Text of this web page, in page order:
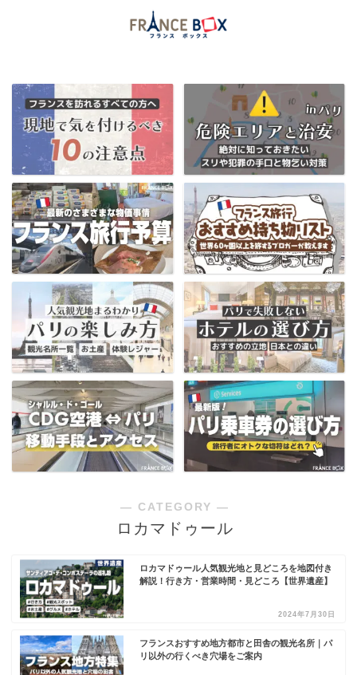
当ブログ限定フランス割引クーポンはコチラ
― CATEGORY ―
ロカマドゥール
ロカマドゥール人気観光地と見どころを地図付き
解説！行き方・営業時間・見どころ【世界遺産】
2024年7月30日
フランスおすすめ地方都市と田舎の観光名所｜パ
リ以外の行くべき穴場をご案内